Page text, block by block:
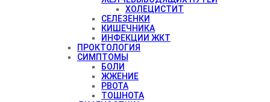
ХОЛЕЦИСТИТ
СЕЛЕЗЕНКИ
КИШЕЧНИКА
ИНФЕКЦИИ ЖКТ
ПРОКТОЛОГИЯ
СИМПТОМЫ
БОЛИ
ЖЖЕНИЕ
РВОТА
ТОШНОТА